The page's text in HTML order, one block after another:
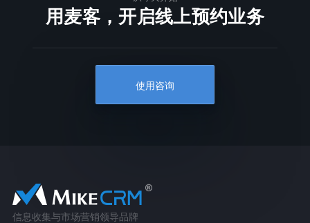
用麦客，开启线上预约业务
使用咨询
信息收集与市场营销领导品牌